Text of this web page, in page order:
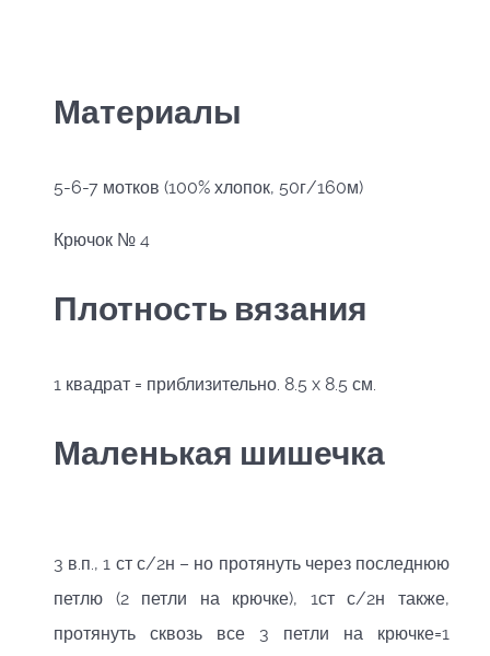
Материалы
5-6-7 мотков (100% хлопок, 50г/160м)
Крючок № 4
Плотность вязания
1 квадрат = приблизительно. 8.5 x 8.5 см.
Маленькая шишечка
3 в.п., 1 ст с/2н – но протянуть через последнюю
петлю (2 петли на крючке), 1ст с/2н также,
протянуть сквозь все 3 петли на крючке=1